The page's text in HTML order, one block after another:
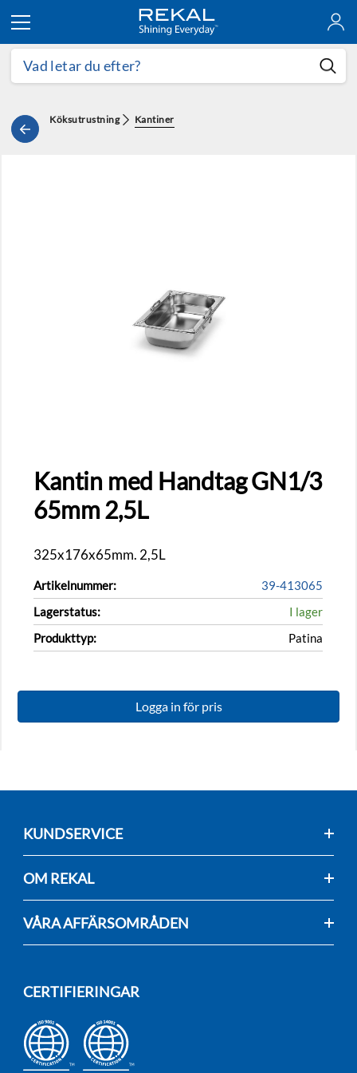
Hoppa till innehållet
Köksutrustning Kantiner
Kantin med Handtag GN1/3
65mm 2,5L
325x176x65mm. 2,5L
Artikelnummer:
39-413065
Lagerstatus:
I lager
Produkttyp:
Patina
Logga in för pris
KUNDSERVICE
OM REKAL
VÅRA AFFÄRSOMRÅDEN
CERTIFIERINGAR